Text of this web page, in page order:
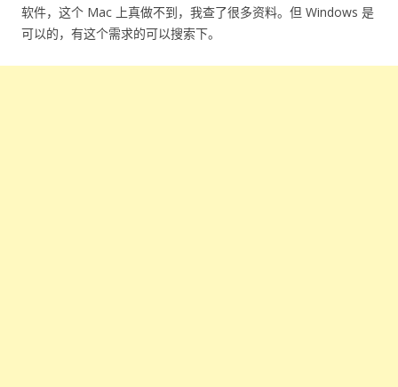
软件，这个 Mac 上真做不到，我查了很多资料。但 Windows 是
可以的，有这个需求的可以搜索下。